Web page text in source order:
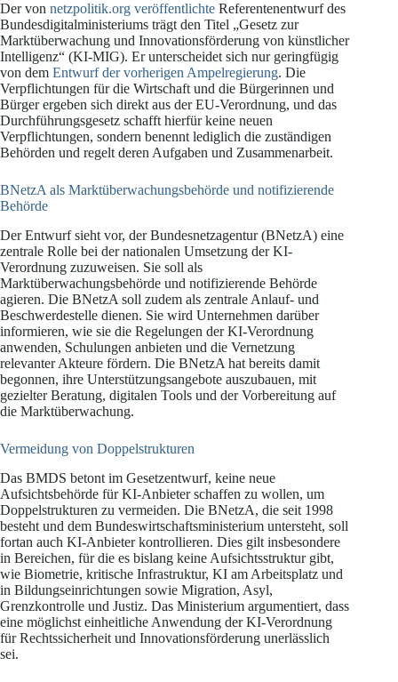
Der von netzpolitik.org veröffentlichte Referentenentwurf des
Bundesdigitalministeriums trägt den Titel „Gesetz zur
Marktüberwachung und Innovationsförderung von künstlicher
Intelligenz“ (KI-MIG). Er unterscheidet sich nur geringfügig
von dem Entwurf der vorherigen Ampelregierung. Die
Verpflichtungen für die Wirtschaft und die Bürgerinnen und
Bürger ergeben sich direkt aus der EU-Verordnung, und das
Durchführungsgesetz schafft hierfür keine neuen
Verpflichtungen, sondern benennt lediglich die zuständigen
Behörden und regelt deren Aufgaben und Zusammenarbeit.
BNetzA als Marktüberwachungsbehörde und notifizierende
Behörde
Der Entwurf sieht vor, der Bundesnetzagentur (BNetzA) eine
zentrale Rolle bei der nationalen Umsetzung der KI-
Verordnung zuzuweisen. Sie soll als
Marktüberwachungsbehörde und notifizierende Behörde
agieren. Die BNetzA soll zudem als zentrale Anlauf- und
Beschwerdestelle dienen. Sie wird Unternehmen darüber
informieren, wie sie die Regelungen der KI-Verordnung
anwenden, Schulungen anbieten und die Vernetzung
relevanter Akteure fördern. Die BNetzA hat bereits damit
begonnen, ihre Unterstützungsangebote auszubauen, mit
gezielter Beratung, digitalen Tools und der Vorbereitung auf
die Marktüberwachung.
Vermeidung von Doppelstrukturen
Das BMDS betont im Gesetzentwurf, keine neue
Aufsichtsbehörde für KI-Anbieter schaffen zu wollen, um
Doppelstrukturen zu vermeiden. Die BNetzA, die seit 1998
besteht und dem Bundeswirtschaftsministerium untersteht, soll
fortan auch KI-Anbieter kontrollieren. Dies gilt insbesondere
in Bereichen, für die es bislang keine Aufsichtsstruktur gibt,
wie Biometrie, kritische Infrastruktur, KI am Arbeitsplatz und
in Bildungseinrichtungen sowie Migration, Asyl,
Grenzkontrolle und Justiz. Das Ministerium argumentiert, dass
eine möglichst einheitliche Anwendung der KI-Verordnung
für Rechtssicherheit und Innovationsförderung unerlässlich
sei.